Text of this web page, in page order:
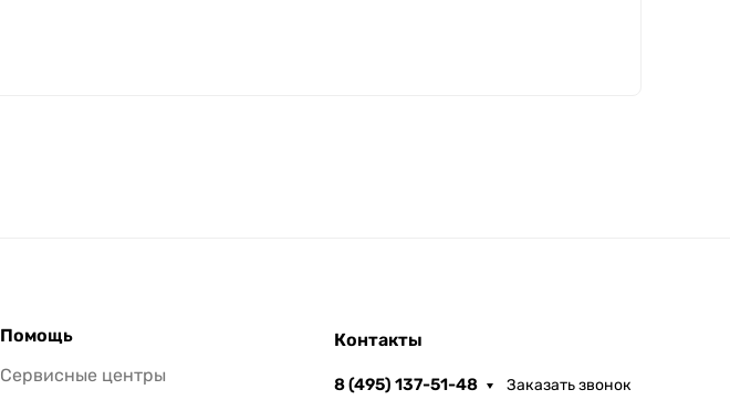
Помощь
Сервисные центры
Контакты
8 (495) 137-51-48 Заказать звонок